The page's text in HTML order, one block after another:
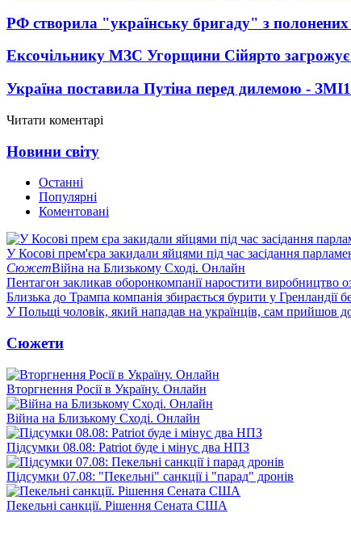
РФ створила "українську бригаду" з
Ексочільнику МЗС Угорщини Сійярто
Україна поставила Путіна перед дилемою - ЗМІ
Читати коментарі
Новини світу
Останні
Популярні
Коментовані
У Косові прем'єра закидали яйцями під час засідання
СюжетВійна на Близькому Сході. Онлайн
Пентагон закликав оборонкомпанії наростити виробництво
Близька до Трампа компанія збирається бурити у Гренландії
У Польщі чоловік, який нападав на українців, сам прийшов до
Сюжети
Вторгнення Росії в Україну. Онлайн
Війна на Близькому Сході. Онлайн
Підсумки 08.08: Patriot буде і мінус два НПЗ
Підсумки 07.08: "Пекельні" санкції і "парад" дронів
Пекельні санкції. Рішення Сената США